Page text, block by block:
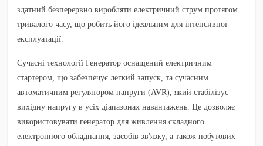
здатний безперервно виробляти електричний струм протягом
тривалого часу, що робить його ідеальним для інтенсивної
експлуатації.
Сучасні технології Генератор оснащений електричним
стартером, що забезпечує легкий запуск, та сучасним
автоматичним регулятором напруги (AVR), який стабілізує
вихідну напругу в усіх діапазонах навантажень. Це дозволяє
використовувати генератор для живлення складного
електронного обладнання, засобів зв'язку, а також побутових